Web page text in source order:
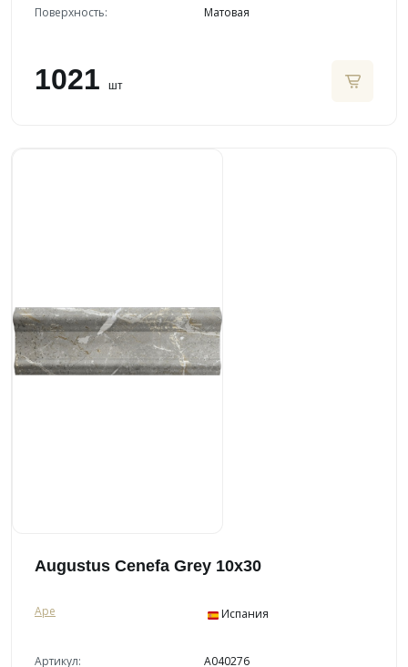
Поверхность:
Матовая
1021 шт
Augustus Cenefa Grey 10x30
Ape Испания
Артикул: A040276